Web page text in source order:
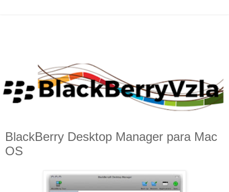
BlackBerry Desktop Manager para Mac
OS